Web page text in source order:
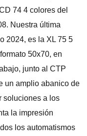
74 4 colores del
Nuestra última
2024, es la XL 75 5
50x70, en
junto al CTP
un amplio abanico de
soluciones a los
la impresión
los automatismos